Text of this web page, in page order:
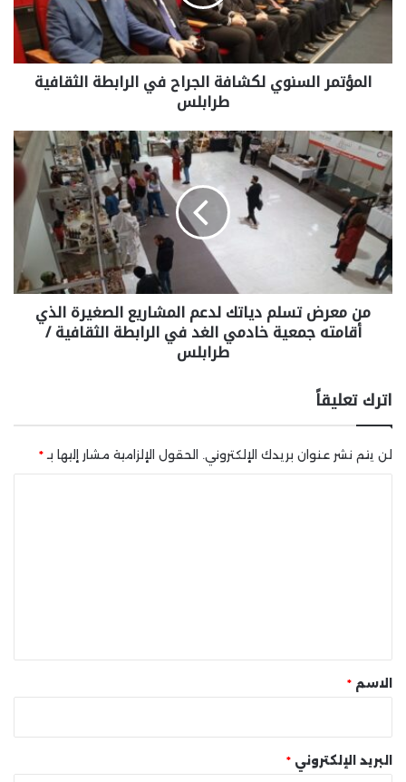
المؤتمر السنوي لكشافة الجراح في الرابطة الثقافية
طرابلس
من معرض تسلم دياتك لدعم المشاريع الصغيرة الذي
أقامته جمعية خادمي الغد في الرابطة الثقافية /
طرابلس
اترك تعليقاً
لن يتم نشر عنوان بريدك الإلكتروني. الحقول الإلزامية مشار إليها بـ *
* الاسم *
البريد الإلكتروني *